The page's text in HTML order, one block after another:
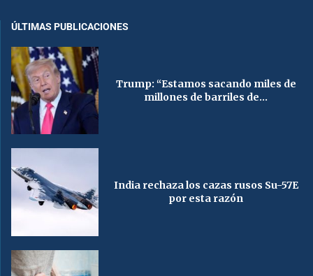
ÚLTIMAS PUBLICACIONES
Trump: “Estamos sacando miles de
millones de barriles de...
India rechaza los cazas rusos Su-57E
por esta razón